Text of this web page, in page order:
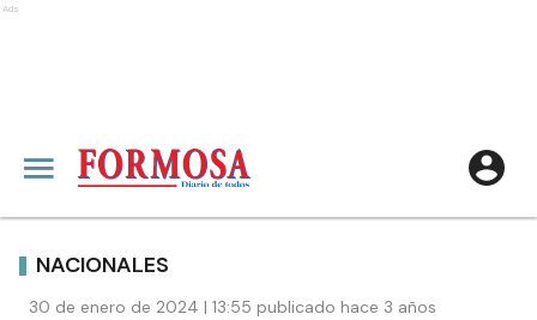
Ads
NACIONALES
30 de enero de 2024 | 13:55 publicado hace 3 años